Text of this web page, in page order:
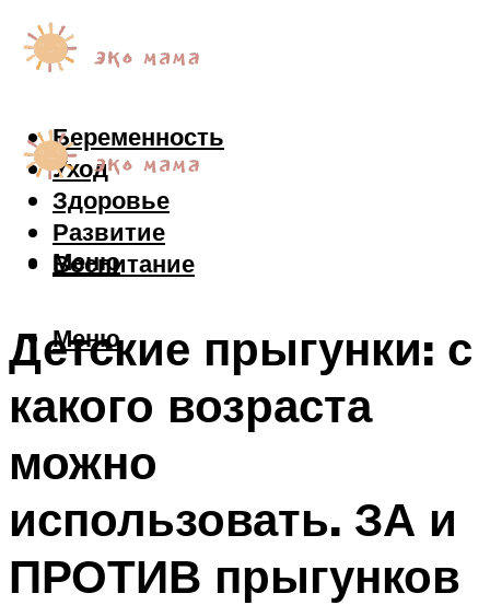
Беременность
Уход
Здоровье
Развитие
Воспитание
Меню
Меню
Детские прыгунки: с
какого возраста
можно
использовать. ЗА и
ПРОТИВ прыгунков